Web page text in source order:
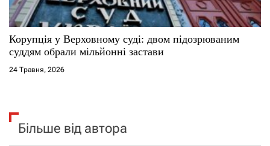
Корупція у Верховному суді: двом підозрюваним
суддям обрали мільйонні застави
24 Травня, 2026
Більше від автора